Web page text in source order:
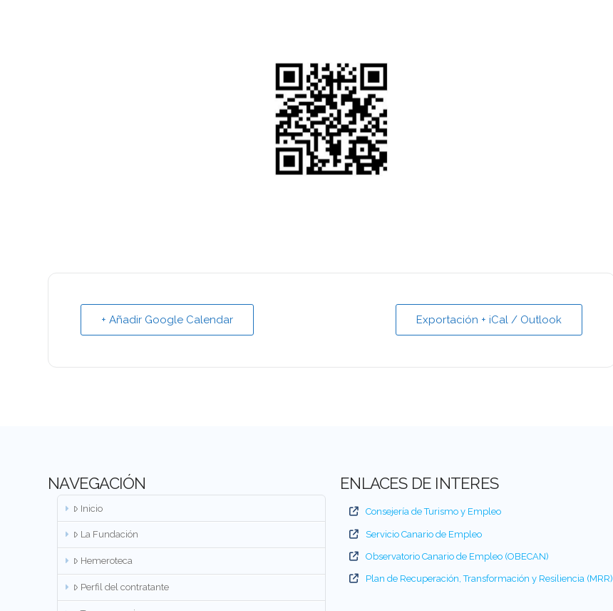
+ Añadir Google Calendar Exportación + iCal / Outlook
NAVEGACIÓN
Inicio
La Fundación
Hemeroteca
Perfil del contratante
ENLACES DE INTERES
Consejería de Turismo y Empleo
Servicio Canario de Empleo
Observatorio Canario de Empleo (OBECAN)
Plan de Recuperación, Transformación y Resiliencia (MRR)